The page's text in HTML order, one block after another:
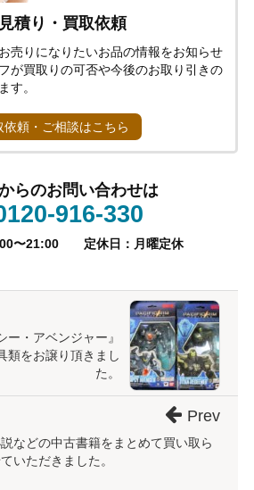
積り・買取依頼
売りになりたいお品の情報をお知らせ
が買取りの可否や今後のお取り引きの
す。
依頼・ご相談はこちら
らのお問い合わせは
916-330
〜21:00 定休日：月曜定休
・アベンジャー』
類をお譲り頂きまし
た。
などの中古書籍をまとめて買い取ら
いただきました。
Prev